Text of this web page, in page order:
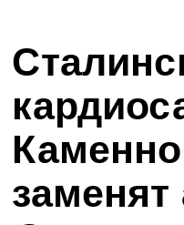
заменят